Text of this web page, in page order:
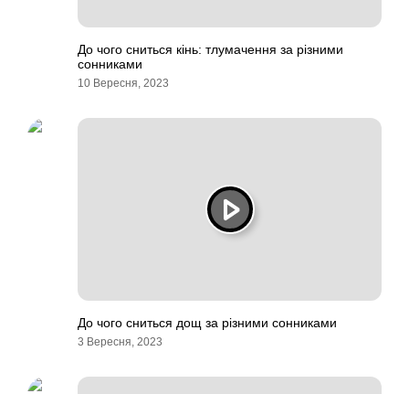
До чого сниться кінь: тлумачення за різними
сонниками
10 Вересня, 2023
До чого сниться дощ за різними сонниками
3 Вересня, 2023